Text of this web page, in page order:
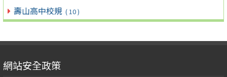
壽山高中校規 ( 10 )
網站安全政策